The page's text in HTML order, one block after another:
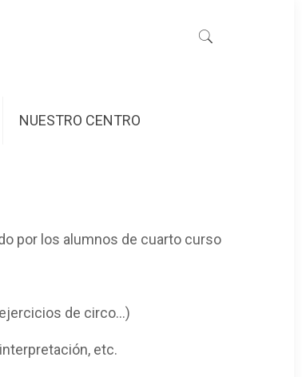
NUESTRO CENTRO
por los alumnos de cuarto curso
de circo…)
etc.